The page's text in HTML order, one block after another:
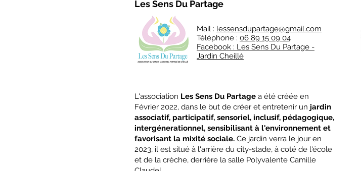
Les Sens Du Partage
Mail : lessensdupartage@gmail.com
Téléphone : 06 89 15 09 04
Facebook : Les Sens Du Partage -
Jardin Cheillé
L'association Les Sens Du Partage a été créée en
Février 2022, dans le but de créer et entretenir un jardin
associatif, participatif, sensoriel, inclusif, pédagogique,
intergénerationnel, sensibilisant à l'environnement et
favorisant la mixité sociale. Ce jardin verra le jour en
2023, il est situé à l'arrière du city-stade, à coté de l'école
et de la crèche, derrière la salle Polyvalente Camille